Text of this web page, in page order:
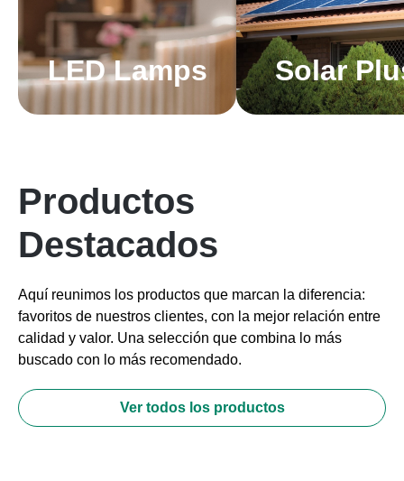
LED Lamps Solar
Productos
Destacados
Aquí reunimos los productos que marcan la diferencia:
favoritos de nuestros clientes, con la mejor relación entre
calidad y valor. Una selección que combina lo más
buscado con lo más recomendado.
Ver todos los productos